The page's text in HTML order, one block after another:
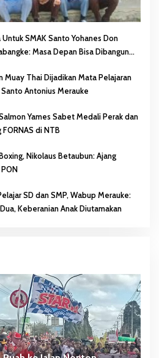
SMAK Santo Yohanes Don
Masa Depan Bisa Dibangun
Antonius Merauke
Medali Perak dan
di NTB
Nikolaus Betaubun: Ajang
SD dan SMP, Wabup Merauke:
Keberanian Anak Diutamakan